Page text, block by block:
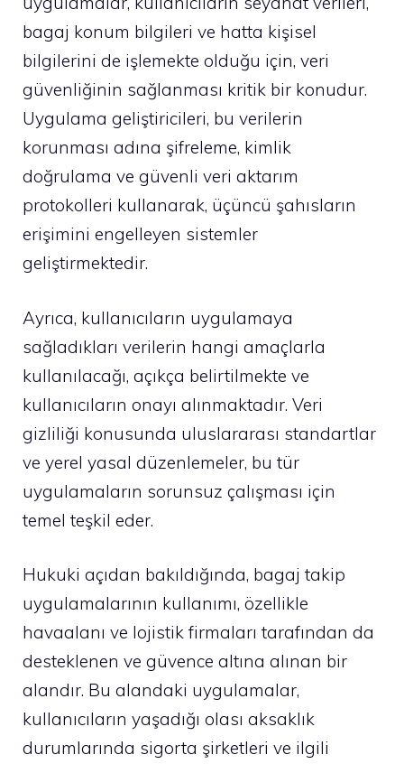
bagaj konum bilgileri ve hatta kişisel
bilgilerini de işlemekte olduğu için, veri
güvenliğinin sağlanması kritik bir konudur.
Uygulama geliştiricileri, bu verilerin
korunması adına şifreleme, kimlik
doğrulama ve güvenli veri aktarım
protokolleri kullanarak, üçüncü şahısların
erişimini engelleyen sistemler
geliştirmektedir.
Ayrıca, kullanıcıların uygulamaya
sağladıkları verilerin hangi amaçlarla
kullanılacağı, açıkça belirtilmekte ve
kullanıcıların onayı alınmaktadır. Veri
gizliliği konusunda uluslararası standartlar
ve yerel yasal düzenlemeler, bu tür
uygulamaların sorunsuz çalışması için
temel teşkil eder.
Hukuki açıdan bakıldığında, bagaj takip
uygulamalarının kullanımı, özellikle
havaalanı ve lojistik firmaları tarafından da
desteklenen ve güvence altına alınan bir
alandır. Bu alandaki uygulamalar,
kullanıcıların yaşadığı olası aksaklık
durumlarında sigorta şirketleri ve ilgili